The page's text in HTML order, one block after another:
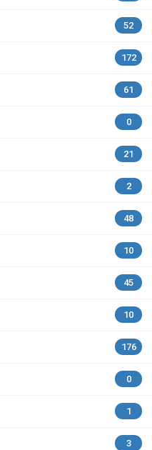
52
172
61
0
21
2
48
10
45
10
176
0
1
3